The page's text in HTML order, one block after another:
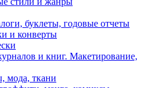
буклеты, годовые отчеты
и конверты
и книг. Макетирование,
мода, ткани